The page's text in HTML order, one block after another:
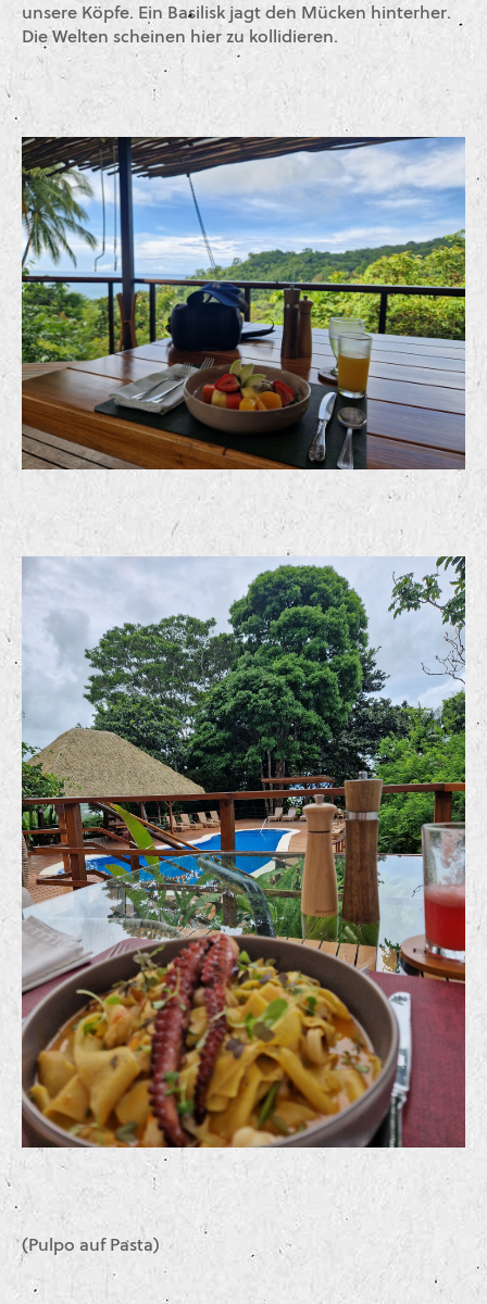
unsere Köpfe. Ein Basilisk jagt den Mücken hinterher.
Die Welten scheinen hier zu kollidieren.
(Pulpo auf Pasta)